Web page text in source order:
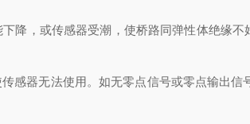
，或传感器受潮，使桥路同弹性体绝缘不
器无法使用。如无零点信号或零点输出信